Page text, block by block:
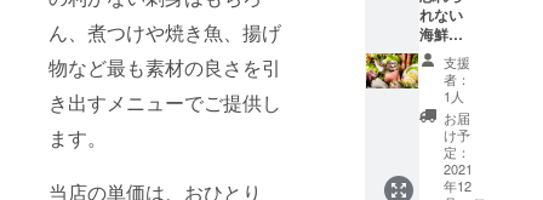
ん、煮つけや焼き魚、揚げ
物など最も素材の良さを引
き出すメニューでご提供し
ます。
当店の単価は、おひとり
ていく
べく、
大切に
使わせ
ていた
だきま
す。
れない
海鮮丼
を肴と
りで（1
人前）
1. 海鮮
丼ご注
文券（1
名様
分）
支援
者：
1人
お届
け予
定：
2021
年12